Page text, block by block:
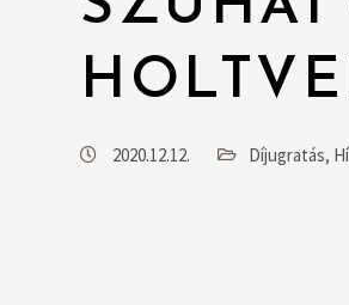
2020.12.12. Díjugratás,